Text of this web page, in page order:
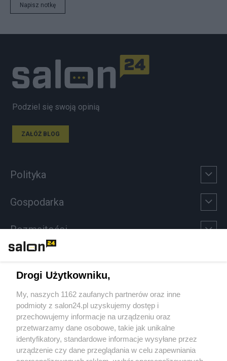
Napisz notkę
Podziel się swoją opinią
ZAŁÓŻ BLOG
Polityka
Gospodarka
Rozmaitości
Sport
Społeczeństwo
Kultura
Drogi Użytkowniku,
My, naszych 1162 zaufanych partnerów oraz inne
podmioty z salon24.pl uzyskujemy dostęp i
przechowujemy informacje na urządzeniu oraz
przetwarzamy dane osobowe, takie jak unikalne
identyfikatory, standardowe informacje wysyłane przez
urządzenie czy dane przeglądania w celu zapewniania